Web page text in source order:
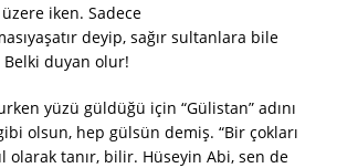
iken. Sadece
deyip, sağır sultanlara bile
duyan olur!
yüzü güldüğü için “Gülistan” adını
olsun, hep gülsün demiş. “Bir çokları
olarak tanır, bilir. Hüseyin Abi, sen de